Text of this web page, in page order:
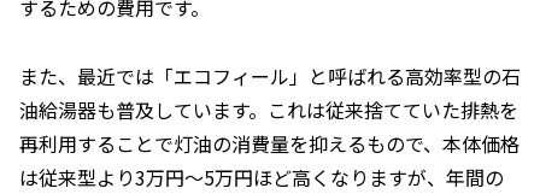
するための費用です。
また、最近では「エコフィール」と呼ばれる高効率型の石
油給湯器も普及しています。これは従来捨てていた排熱を
再利用することで灯油の消費量を抑えるもので、本体価格
は従来型より3万円〜5万円ほど高くなりますが、年間の